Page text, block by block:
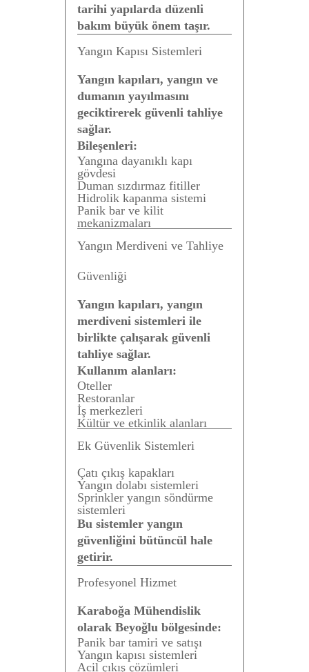
tarihi yapılarda düzenli
bakım büyük önem taşır.
Yangın Kapısı Sistemleri
Yangın kapıları, yangın ve
dumanın yayılmasını
geciktirerek güvenli tahliye
sağlar.
Bileşenleri:
Yangına dayanıklı kapı
gövdesi
Duman sızdırmaz fitiller
Hidrolik kapanma sistemi
Panik bar ve kilit
mekanizmaları
Yangın Merdiveni ve Tahliye
Güvenliği
Yangın kapıları, yangın
merdiveni sistemleri ile
birlikte çalışarak güvenli
tahliye sağlar.
Kullanım alanları:
Oteller
Restoranlar
İş merkezleri
Kültür ve etkinlik alanları
Ek Güvenlik Sistemleri
Çatı çıkış kapakları
Yangın dolabı sistemleri
Sprinkler yangın söndürme
sistemleri
Bu sistemler yangın
güvenliğini bütüncül hale
getirir.
Profesyonel Hizmet
Karaboğa Mühendislik
olarak Beyoğlu bölgesinde:
Panik bar tamiri ve satışı
Yangın kapısı sistemleri
Acil çıkış çözümleri